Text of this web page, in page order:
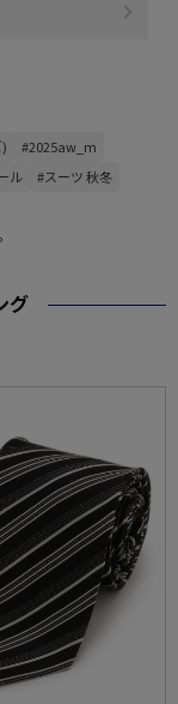
#2025aw_m
ル
#スーツ 秋冬
グ